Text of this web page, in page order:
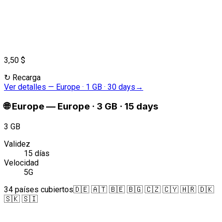
3,50 $
↻ Recarga
Ver detalles — Europe · 1 GB · 30 days →
🌐 Europe— Europe · 3 GB · 15 days
3 GB
Validez
15 días
Velocidad
5G
34 países cubiertos🇩🇪 🇦🇹 🇧🇪 🇧🇬 🇨🇿 🇨🇾 🇭🇷 🇩🇰
🇸🇰 🇸🇮